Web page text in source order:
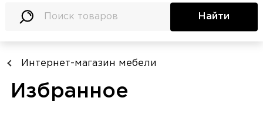
Найти
Интернет-магазин мебели
Избранное